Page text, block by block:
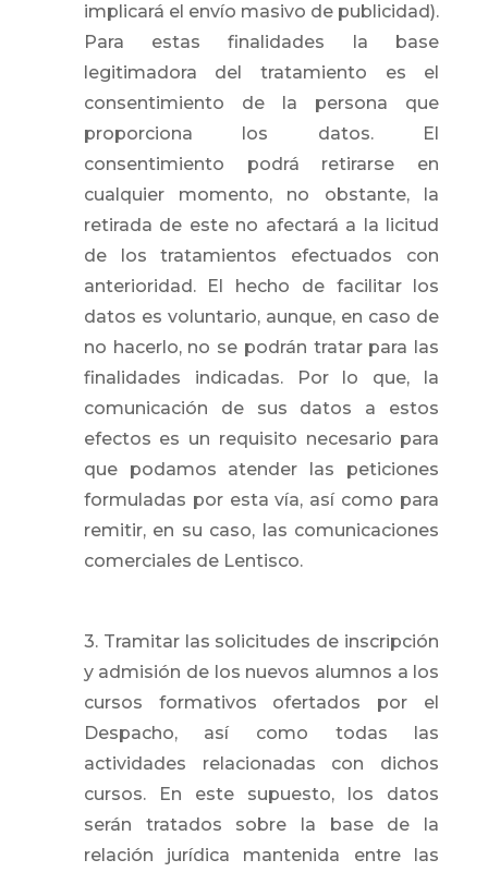
implicará el envío masivo de publicidad).
Para estas finalidades la base
legitimadora del tratamiento es el
consentimiento de la persona que
proporciona los datos. El
consentimiento podrá retirarse en
cualquier momento, no obstante, la
retirada de este no afectará a la licitud
de los tratamientos efectuados con
anterioridad. El hecho de facilitar los
datos es voluntario, aunque, en caso de
no hacerlo, no se podrán tratar para las
finalidades indicadas. Por lo que, la
comunicación de sus datos a estos
efectos es un requisito necesario para
que podamos atender las peticiones
formuladas por esta vía, así como para
remitir, en su caso, las comunicaciones
comerciales de Lentisco.
3. Tramitar las solicitudes de inscripción
y admisión de los nuevos alumnos a los
cursos formativos ofertados por el
Despacho, así como todas las
actividades relacionadas con dichos
cursos. En este supuesto, los datos
serán tratados sobre la base de la
relación jurídica mantenida entre las